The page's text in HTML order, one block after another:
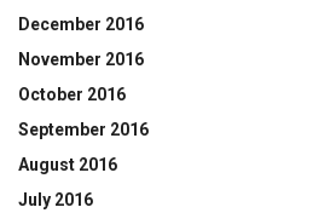
December 2016
November 2016
October 2016
September 2016
August 2016
July 2016